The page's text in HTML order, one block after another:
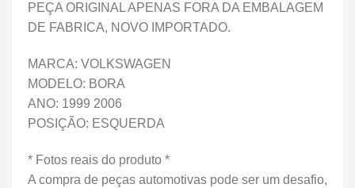
PEÇA ORIGINAL APENAS FORA DA EMBALAGEM
DE FABRICA, NOVO IMPORTADO.
MARCA: VOLKSWAGEN
MODELO: BORA
ANO: 1999 2006
POSIÇÃO: ESQUERDA
* Fotos reais do produto *
A compra de peças automotivas pode ser um desafio,